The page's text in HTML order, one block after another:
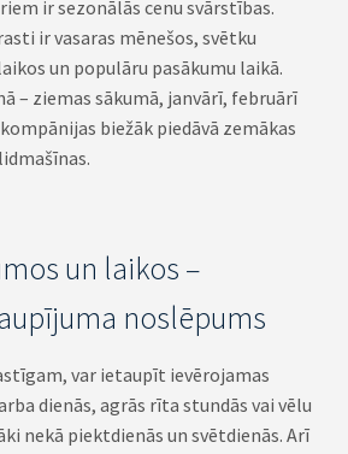
ir sezonālās cenu svārstības.
ir vasaras mēnešos, svētku
un populāru pasākumu laikā.
– ziemas sākumā, janvārī, februārī
biežāk piedāvā zemākas
un laikos –
noslēpums
var ietaupīt ievērojamas
dienās, agrās rīta stundās vai vēlu
nekā piektdienās un svētdienās. Arī